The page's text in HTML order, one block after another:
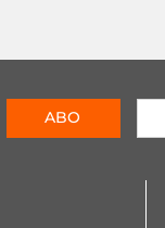
ABO